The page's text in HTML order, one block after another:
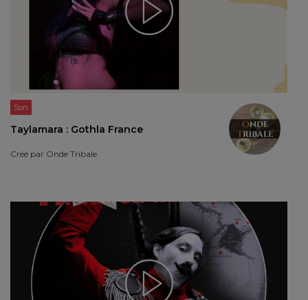
Son
Taylamara : Gothla France
Créé par Onde Tribale